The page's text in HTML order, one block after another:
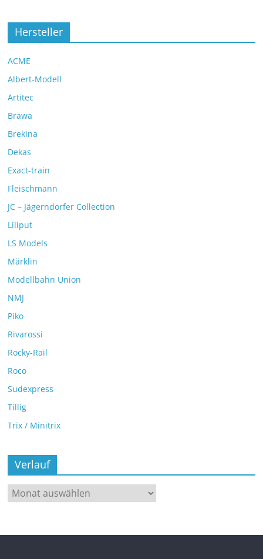
Hersteller
ACME
Albert-Modell
Artitec
Brawa
Brekina
Dekas
Exact-train
Fleischmann
JC – Jägerndorfer Collection
Liliput
LS Models
Märklin
Modellbahn Union
NMJ
Piko
Rivarossi
Rocky-Rail
Roco
Sudexpress
Tillig
Trix / Minitrix
Verlauf